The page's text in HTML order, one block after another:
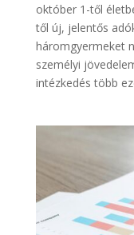
október 1-től
től új, jelentős
háromgyermeket
személyi
intézkedés több